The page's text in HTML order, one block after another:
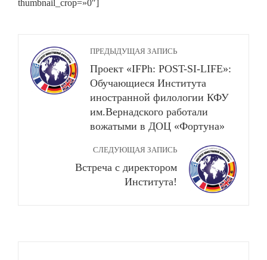
thumbnail_crop=»0″]
ПРЕДЫДУЩАЯ ЗАПИСЬ
Проект «IFPh: POST-SI-LIFE»:
Обучающиеся Института
иностранной филологии КФУ
им.Вернадского работали
вожатыми в ДОЦ «Фортуна»
СЛЕДУЮЩАЯ ЗАПИСЬ
Встреча с директором
Института!